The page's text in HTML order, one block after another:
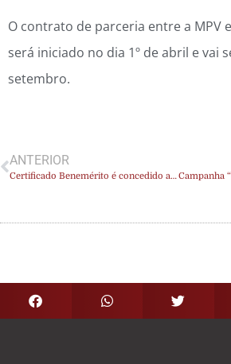
O contrato de parceria entre a MPV
será iniciado no dia 1º de abril e vai
setembro.
ANTERIOR
Certificado Benemérito é concedido a Marchadores Pela Vida pelos serviços prestados ao paciente com câncer na Paraíba